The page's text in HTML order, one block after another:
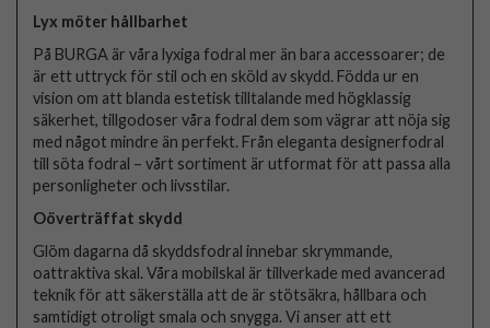
Lyx möter hållbarhet
På BURGA är våra lyxiga fodral mer än bara accessoarer; de
är ett uttryck för stil och en sköld av skydd. Födda ur en
vision om att blanda estetisk tilltalande med högklassig
säkerhet, tillgodoser våra fodral dem som vägrar att nöja sig
med något mindre än perfekt. Från eleganta designerfodral
till söta fodral – vårt sortiment är utformat för att passa alla
personligheter och livsstilar.
Oöverträffat skydd
Glöm dagarna då skyddsfodral innebar skrymmande,
oattraktiva skal. Våra mobilskal är tillverkade med avancerad
teknik för att säkerställa att de är stötsäkra, hållbara och
samtidigt otroligt smala och snygga. Vi anser att ett